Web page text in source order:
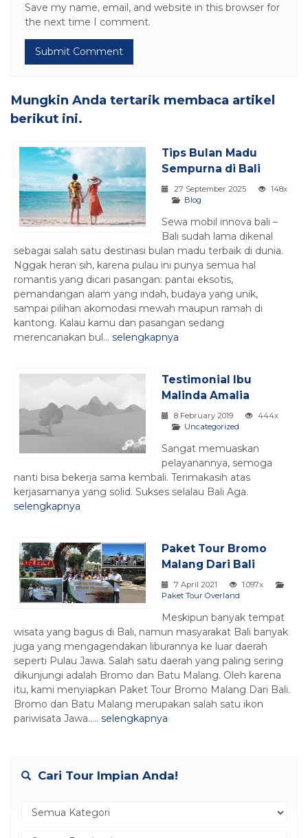
Save my name, email, and website in this browser for
the next time I comment.
Mungkin Anda tertarik membaca artikel
berikut ini.
Tips Bulan Madu
Sempurna di Bali
27 September 2025
148x
Blog
Sewa mobil innova bali –
Bali sudah lama dikenal
sebagai salah satu destinasi bulan madu terbaik di dunia.
Nggak heran sih, karena pulau ini punya semua hal
romantis yang dicari pasangan: pantai eksotis,
pemandangan alam yang indah, budaya yang unik,
sampai pilihan akomodasi mewah maupun ramah di
kantong. Kalau kamu dan pasangan sedang
merencanakan bul... selengkapnya
Testimonial Ibu
Malinda Amalia
8 February 2019
444x
Uncategorized
Sangat memuaskan
pelayanannya, semoga
nanti bisa bekerja sama kembali. Terimakasih atas
kerjasamanya yang solid. Sukses selalau Bali Aga.
selengkapnya
Paket Tour Bromo
Malang Dari Bali
7 April 2021
1.097x
Paket Tour Overland
Meskipun banyak tempat
wisata yang bagus di Bali, namun masyarakat Bali banyak
juga yang mengagendakan liburannya ke luar daerah
seperti Pulau Jawa. Salah satu daerah yang paling sering
dikunjungi adalah Bromo dan Batu Malang. Oleh karena
itu, kami menyiapkan Paket Tour Bromo Malang Dari Bali.
Bromo dan Batu Malang merupakan salah satu ikon
pariwisata Jawa..... selengkapnya
Cari Tour Impian Anda!